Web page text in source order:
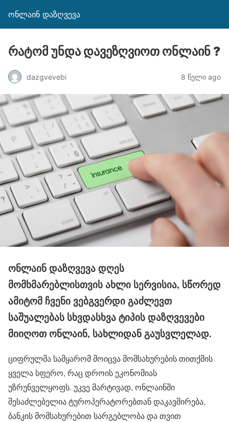
ონლაინ დაზღვევა
რატომ უნდა დავეზღვიოთ ონლაინ ?
dazgvevebi 8 წელი ago
ონლაინ დაზღვევა დღეს
მომხმარებლისთვის ახლი სერვისია, სწორედ
ამიტომ ჩვენი ვებგვერდი გაძლევთ
საშუალებას სხვდასხვა ტიპის დაზღვევები
მიიღოთ ონლაინ, სახლიდან გაუსვლელად.
ციფრულმა სამყარომ მოიცვა მომსახურების თითქმის
ყველა სფერო, რაც დროის ეკონომიას
უზრუნველყოფს. უკვე მარტივად, ონლაინში
შესაძლებელია ტუროპერატორებთან დაკავშირება,
ბანკის მომსახურებით სარგებლობა და თვით